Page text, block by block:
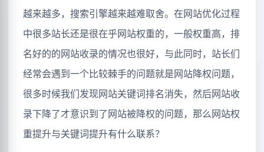
越来越多，搜索引擎越来越难取舍。在网站优化过程
中很多站长还是很在乎网站权重的，一般权重高，排
名好的的网站收录的情况也很好，与此同时，站长们
经常会遇到一个比较棘手的问题就是网站降权问题，
很多时候我们发现网站关键词排名消失，然后网站收
录下降了才意识到了网站被降权的问题，那么网站权
重提升与关键词提升有什么联系？